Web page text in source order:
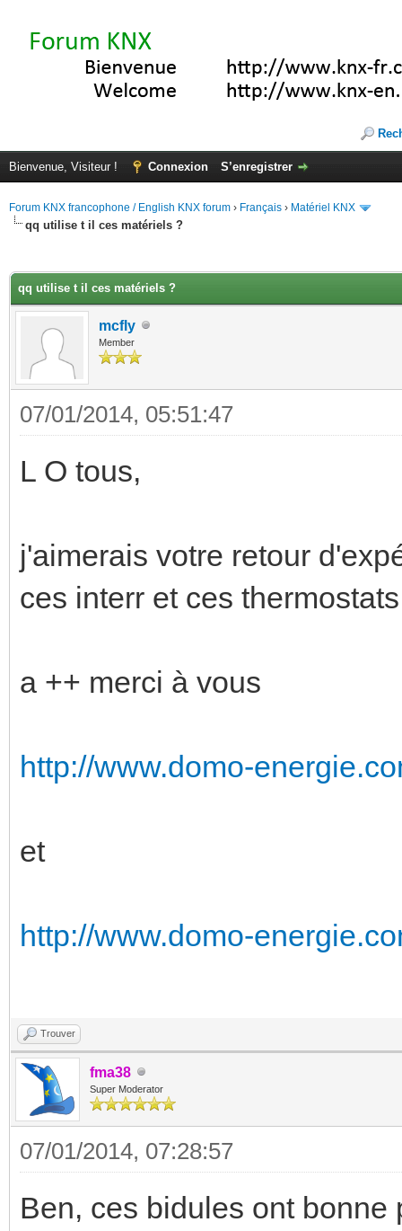
Bienvenue, Visiteur ! Connexion S’enregistrer
Forum KNX francophone / English KNX forum › Français › Matériel KNX
qq utilise t il ces matériels ?
qq utilise t il ces matériels ?
mcfly
Member
07/01/2014, 05:51:47
L O tous,
j'aimerais votre retour
ces interr et ces thermostats
a ++ merci à vous
http://www.domo-
et
http://www.domo-
Trouver
fma38
Super Moderator
07/01/2014, 07:28:57
Ben, ces bidules ont